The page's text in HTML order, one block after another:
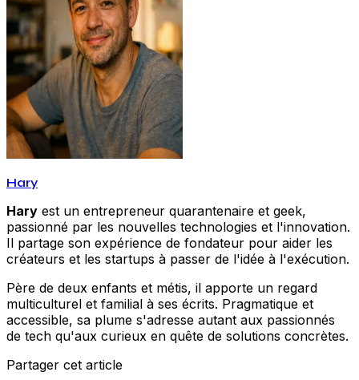
Hary
Hary est un entrepreneur quarantenaire et geek,
passionné par les nouvelles technologies et l'innovation.
Il partage son expérience de fondateur pour aider les
créateurs et les startups à passer de l'idée à l'exécution.
Père de deux enfants et métis, il apporte un regard
multiculturel et familial à ses écrits. Pragmatique et
accessible, sa plume s'adresse autant aux passionnés
de tech qu'aux curieux en quête de solutions concrètes.
Partager cet article